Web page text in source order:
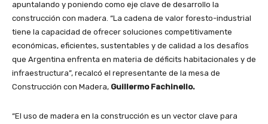
apuntalando y poniendo como eje clave de desarrollo la
construcción con madera. “La cadena de valor foresto-industrial
tiene la capacidad de ofrecer soluciones competitivamente
económicas, eficientes, sustentables y de calidad a los desafíos
que Argentina enfrenta en materia de déficits habitacionales y de
infraestructura”, recalcó el representante de la mesa de
Construcción con Madera, Guillermo Fachinello.
“El uso de madera en la construcción es un vector clave para